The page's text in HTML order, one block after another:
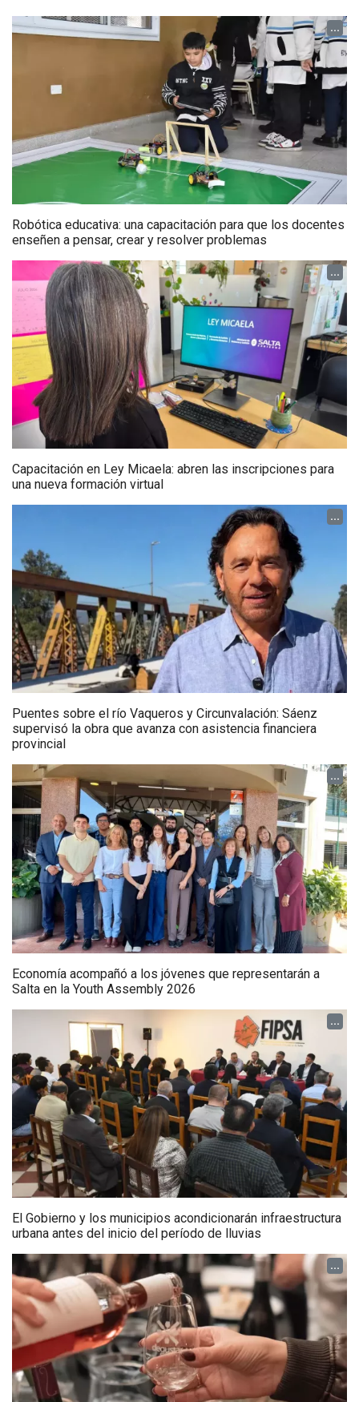
...
Robótica educativa: una capacitación para que los docentes
enseñen a pensar, crear y resolver problemas
...
Capacitación en Ley Micaela: abren las inscripciones para
una nueva formación virtual
...
Puentes sobre el río Vaqueros y Circunvalación: Sáenz
supervisó la obra que avanza con asistencia financiera
provincial
...
Economía acompañó a los jóvenes que representarán a
Salta en la Youth Assembly 2026
...
El Gobierno y los municipios acondicionarán infraestructura
urbana antes del inicio del período de lluvias
...